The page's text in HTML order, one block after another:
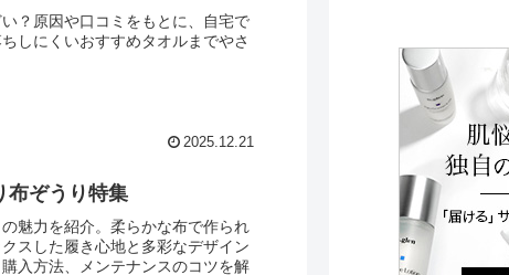
？原因や口コミをもとに、自宅で
しにくいおすすめタオルまでやさ
2025.12.21
布ぞうり特集
魅力を紹介。柔らかな布で作られ
スした履き心地と多彩なデザイン
入方法、メンテナンスのコツを解